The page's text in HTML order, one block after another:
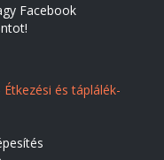
Facebook
Étkezési és táplálék-